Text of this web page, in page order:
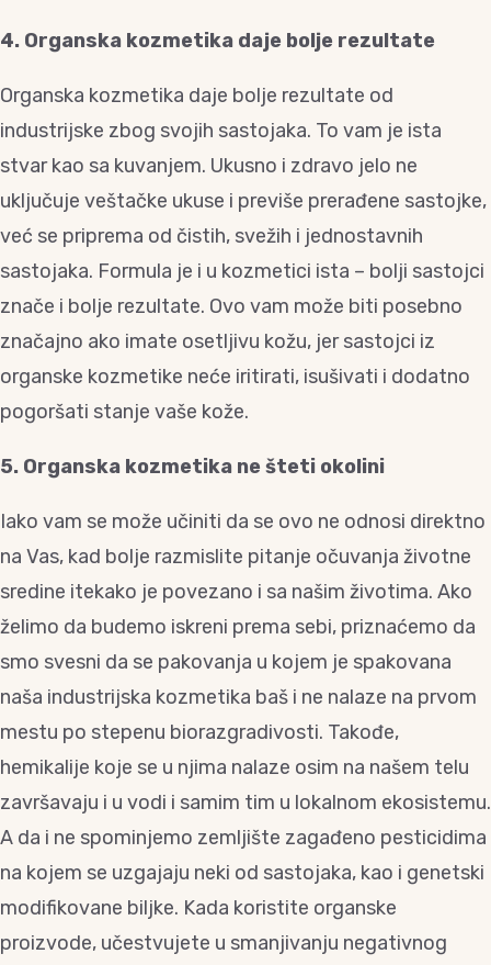
4. Organska kozmetika daje bolje rezultate
Organska kozmetika daje bolje rezultate od
industrijske zbog svojih sastojaka. To vam je ista
stvar kao sa kuvanjem. Ukusno i zdravo jelo ne
uključuje veštačke ukuse i previše prerađene sastojke,
već se priprema od čistih, svežih i jednostavnih
sastojaka. Formula je i u kozmetici ista – bolji sastojci
znače i bolje rezultate. Ovo vam može biti posebno
značajno ako imate osetljivu kožu, jer sastojci iz
organske kozmetike neće iritirati, isušivati i dodatno
pogoršati stanje vaše kože.
5. Organska kozmetika ne šteti okolini
Iako vam se može učiniti da se ovo ne odnosi direktno
na Vas, kad bolje razmislite pitanje očuvanja životne
sredine itekako je povezano i sa našim životima. Ako
želimo da budemo iskreni prema sebi, priznaćemo da
smo svesni da se pakovanja u kojem je spakovana
naša industrijska kozmetika baš i ne nalaze na prvom
mestu po stepenu biorazgradivosti. Takođe,
hemikalije koje se u njima nalaze osim na našem telu
završavaju i u vodi i samim tim u lokalnom ekosistemu.
A da i ne spominjemo zemljište zagađeno pesticidima
na kojem se uzgajaju neki od sastojaka, kao i genetski
modifikovane biljke. Kada koristite organske
proizvode, učestvujete u smanjivanju negativnog